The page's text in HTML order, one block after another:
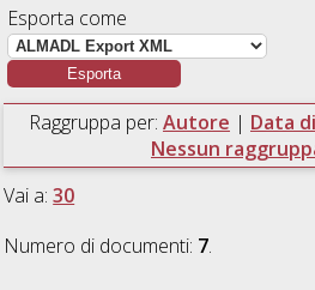
Esporta come
Raggruppa per: Autore | Data
Nessun
Vai a:30
Numero di documenti: 7.